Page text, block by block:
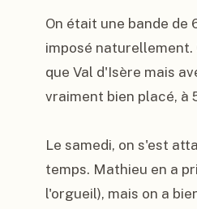
On était une bande de
imposé
que Val d'Isère mais
vraiment bien placé, à
Le samedi, on s'est
temps. Mathieu en a
l'orgueil), mais on a